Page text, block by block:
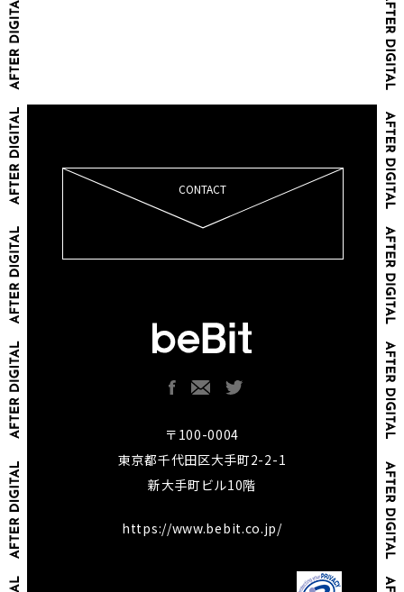
CONTACT
〒100-0004
東京都千代田区大手町2-2-1
新大手町ビル10階
https://www.bebit.co.jp/